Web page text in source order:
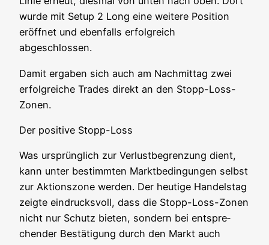
wur­de mit Set­up 2 Long eine wei­te­re Posi­ti­on
eröff­net und eben­falls erfolg­reich
abgeschlossen.
Damit erga­ben sich auch am Nach­mit­tag zwei
erfolg­rei­che Trades direkt an den Stopp-Loss-
Zonen.
Der posi­ti­ve Stopp-Loss
Was ursprüng­lich zur Ver­lust­be­gren­zung dient,
kann unter bestimm­ten Markt­be­din­gun­gen selbst
zur Akti­ons­zo­ne wer­den. Der heu­ti­ge Han­dels­tag
zeig­te ein­drucks­voll, dass die Stopp-Loss-Zonen
nicht nur Schutz bie­ten, son­dern bei ent­spre­
chen­der Bestä­ti­gung durch den Markt auch